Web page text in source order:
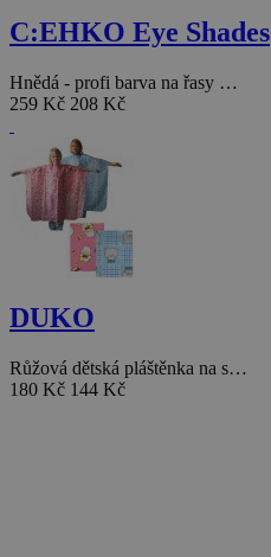
C:EHKO Eye Shades
Hnědá - profi barva na řasy …
259 Kč 208 Kč
DUKO
Růžová dětská pláštěnka na s…
180 Kč 144 Kč